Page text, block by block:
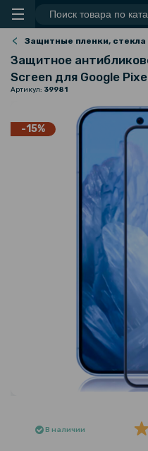
Защитные пленки,
Защитное
Screen для Google
Артикул: 39981
-15%
В наличии